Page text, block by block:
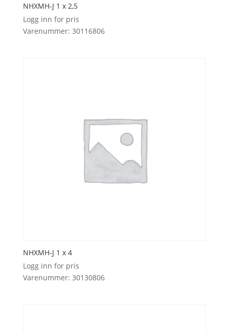
NHXMH-J 1 x 2,5
Logg inn for pris
Varenummer: 30116806
NHXMH-J 1 x 4
Logg inn for pris
Varenummer: 30130806